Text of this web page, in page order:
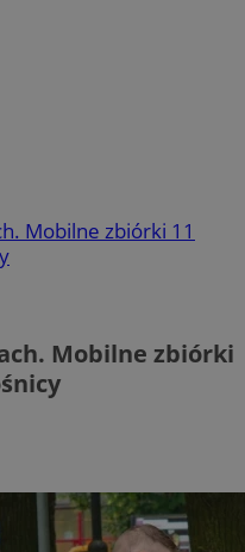
Mobilne zbiórki 11
Mobilne zbiórki